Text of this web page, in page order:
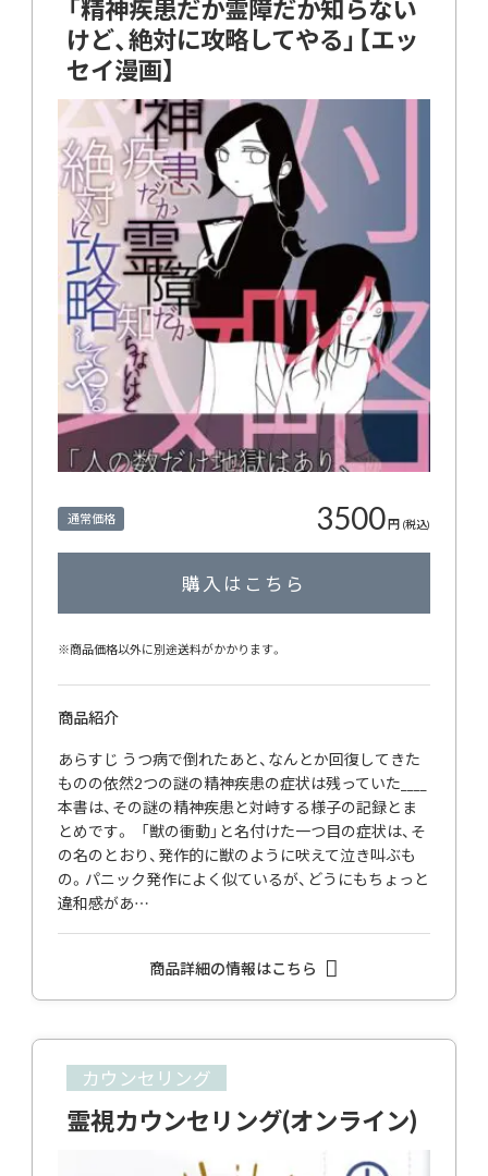
「精神疾患だか霊障だか知らない
けど、絶対に攻略してやる」【エッ
セイ漫画】
通常価格 3500円 (税込)
購入はこちら
※商品価格以外に別途送料がかかります。
商品紹介
あらすじ うつ病で倒れたあと、なんとか回復してきた
ものの依然2つの謎の精神疾患の症状は残っていた____
本書は、その謎の精神疾患と対峙する様子の記録とま
とめです。 「獣の衝動」と名付けた一つ目の症状は、そ
の名のとおり、発作的に獣のように吠えて泣き叫ぶも
の。パニック発作によく似ているが、どうにもちょっと
違和感があ…
商品詳細の情報はこちら
カウンセリング
霊視カウンセリング(オンライン)